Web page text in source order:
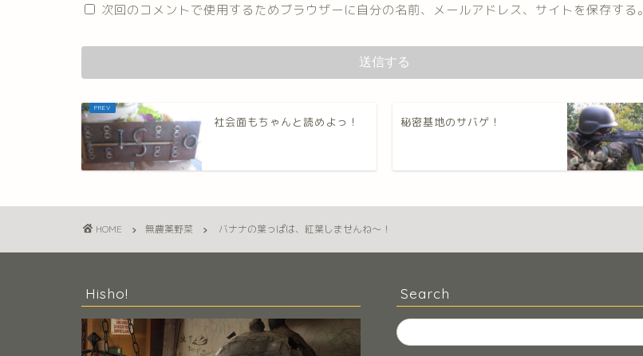
次回のコメントで使用するためブラウザーに自分の名前、メールアドレス、サイトを保存する。
社会面もちゃんと読めよっ！ 秘密基地のサバゲ！
HOME 無農薬野菜 バナナの葉っぱは、紅葉しませんね～！
Hisho! Search